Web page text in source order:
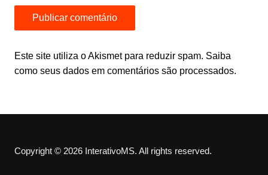
Este site utiliza o Akismet para reduzir spam. Saiba
como seus dados em comentários são processados.
Copyright © 2026 InterativoMS. All rights reserved.